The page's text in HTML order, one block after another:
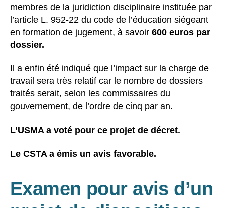
membres de la juridiction disciplinaire instituée par
l’article L. 952-22 du code de l’éducation siégeant
en formation de jugement, à savoir 600 euros par
dossier.
Il a enfin été indiqué que l’impact sur la charge de
travail sera très relatif car le nombre de dossiers
traités serait, selon les commissaires du
gouvernement, de l’ordre de cinq par an.
L’USMA a voté pour ce projet de décret.
Le CSTA a émis un avis favorable.
Examen pour avis d’un